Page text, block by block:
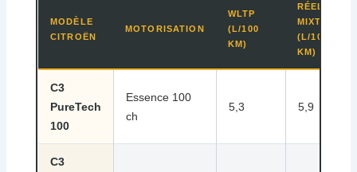
MODÈLE
CITROËN
MOTORISATION
WLTP
(L/100
KM)
RÉELLE
MIXTE
(L/100
KM)
C3
PureTech
100
Essence 100
ch
5,3 5,9
C3